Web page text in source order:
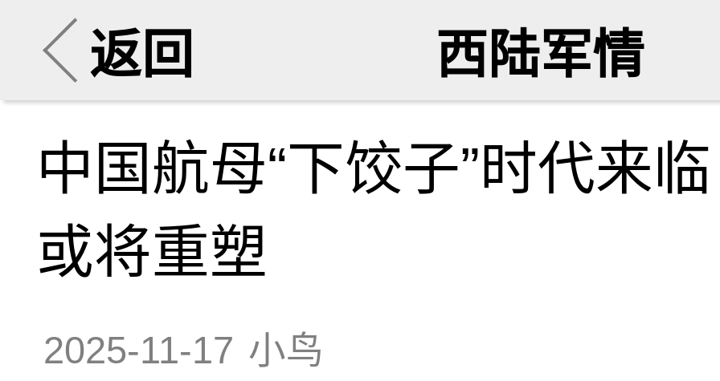
返回 西陆军情
中国航母“下饺子”时代来
或将重塑
2025-11-17 小鸟